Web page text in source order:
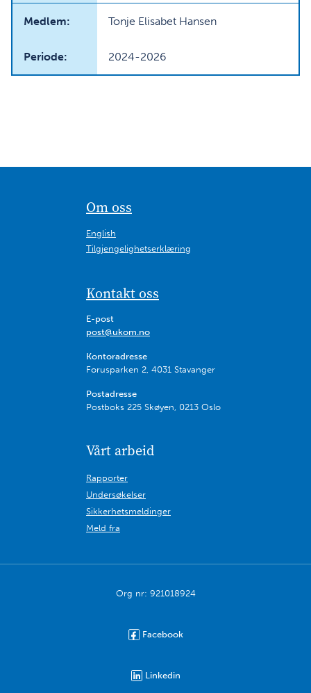
Tonje Elisabet Hansen
2024-2026
Vårt arbeid
Rapporter
Undersøkelser
Sikkerhetsmeldinger
Meld fra
Om oss
English
Tilgjengelighetserklæring
Kontakt oss
E-post
post@ukom.no
Kontoradresse
Forusparken 2, 4031 Stavanger
Postadresse
Postboks 225 Skøyen, 0213 Oslo
Org nr: 921018924
Facebook
Linkedin